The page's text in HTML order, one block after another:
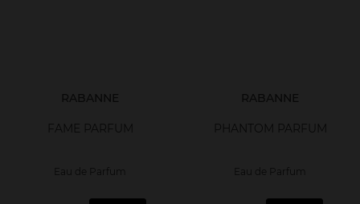
RABANNE
FAME PARFUM
Eau de Parfum
RABANNE
PHANTOM PARFUM
Eau de Parfum